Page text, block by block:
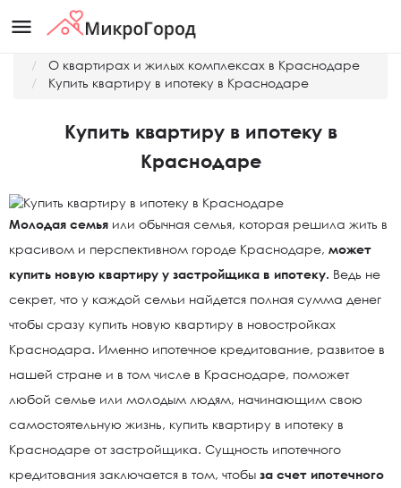
menu
О квартирах и жилых комплексах в Краснодаре
Купить квартиру в ипотеку в Краснодаре
Купить квартиру в ипотеку в
Краснодаре
Молодая семья или обычная семья, которая решила жить в
красивом и перспективном городе Краснодаре, может
купить новую квартиру у застройщика в ипотеку. Ведь не
секрет, что у каждой семьи найдется полная сумма денег
чтобы сразу купить новую квартиру в новостройках
Краснодара. Именно ипотечное кредитование, развитое в
нашей стране и в том числе в Краснодаре, поможет
любой семье или молодым людям, начинающим свою
самостоятельную жизнь, купить квартиру в ипотеку в
Краснодаре от застройщика. Сущность ипотечного
кредитования заключается в том, чтобы за счет ипотечного